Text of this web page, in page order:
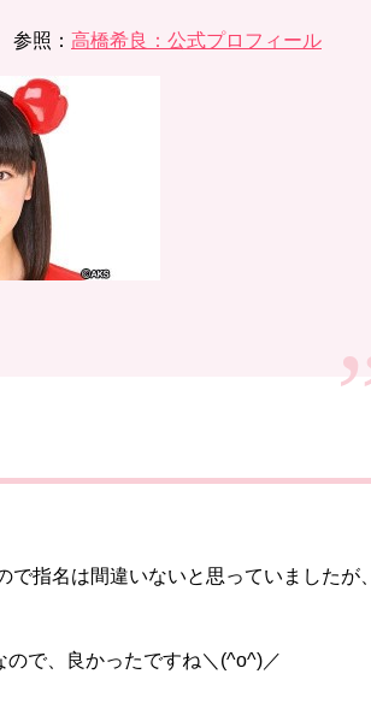
参照： 高橋希良：公式プロフィール
指名は間違いないと思っていましたが、
で、良かったですね＼(^o^)／